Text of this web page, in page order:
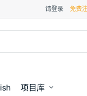
请登录 免费
项目库